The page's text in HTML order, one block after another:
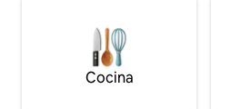
Cocina